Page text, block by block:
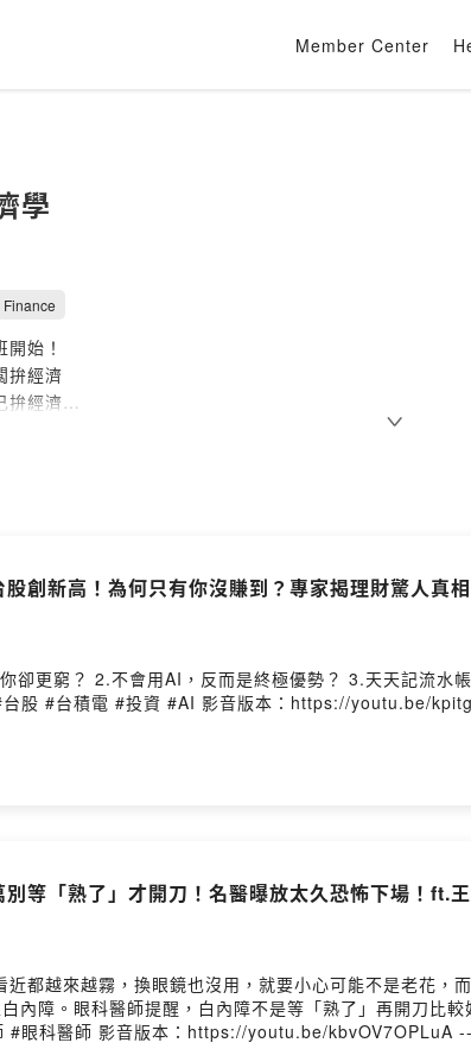
Member Center
學
始！
拚經濟
拚經濟
/ Instagram 搜尋：下班經濟學
by SoundOn
股創新高！為何只有你沒賺到？專家揭理財驚人真
用AI，反而是終極優勢？ 3.天天記流水帳，小心隱形破產！ 想當高級大人
別等「熟了」才開刀！名醫曝放太久恐怖下場！ft.
都越來越霧，換眼鏡也沒用，就要小心可能不是老花，
內障。眼科醫師提醒，白內障不是等「熟了」再開刀比
發症風險。 #白內障 #水晶體 #老花 #王俊琪醫師 #眼科醫師 影音版本：